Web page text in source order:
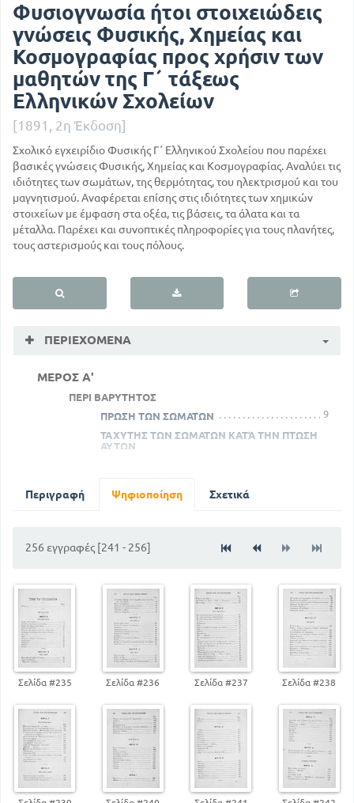
Φυσιογνωσία ήτοι στοιχειώδεις
γνώσεις Φυσικής, Χημείας και
Κοσμογραφίας προς χρήσιν των
μαθητών της Γ΄ τάξεως
Ελληνικών Σχολείων
[1891, 2η Έκδοση]
Σχολικό εγχειρίδιο Φυσικής Γ΄ Ελληνικού Σχολείου που παρέχει
βασικές γνώσεις Φυσικής, Χημείας και Κοσμογραφίας. Αναλύει τις
ιδιότητες των σωμάτων, της θερμότητας, του ηλεκτρισμού και του
μαγνητισμού. Αναφέρεται επίσης στις ιδιότητες των χημικών
στοιχείων με έμφαση στα οξέα, τις βάσεις, τα άλατα και τα
μέταλλα. Παρέχει και συνοπτικές πληροφορίες για τους πλανήτες,
τους αστερισμούς και τους πόλους.
ΠΕΡΙΕΧΌΜΕΝΑ
ΜΕΡΟΣ Α'
ΠΕΡΙ ΒΑΡΥΤΗΤΟΣ
ΠΡΩΣΗ ΤΩΝ ΣΩΜΑΤΩΝ
9
ΤΑΧΥΤΗΣ ΤΩΝ ΣΩΜΑΤΩΝ ΚΑΤΆ ΤΗΝ ΠΤΩΣΗ
ΑΥΤΩΝ
ΜΕΡΟΣ Β'
ΕΥΚΙΝΗΣΙΑ ΤΩΝ ΜΟΡΙΩΝ ΤΩΝ ΥΓΡΩΝ
ΜΕΡΟΣ Γ'
ΠΕΡΙ ΑΕΡΙΩΝ
ΤΑ ΑΕΡΙΑ ΕΧΟΥΝ ΤΙ ΒΑΡΟΣ
42
ΠΕΙΡΑΜΑ ΤΟΥ ΤΟΡΙΚΕΛΛΗ
ΑΝΤΛΙΕΣ
51
ΜΕΡΟΣ Δ'
ΠΕΡΙ ΗΧΟΥ
ΓΕΝΕΣΗ ΤΟΥ ΗΧΟΥ
55
ΤΑΧΥΤΗΤΑ ΤΟΥ ΗΧΟΥ
59
ΦΩΝΟΓΡΑΦΟΣ
61
Περιγραφή Ψηφιοποίηση Σχετικά
256 εγγραφές [241 - 256]
Σελίδα #235 Σελίδα #236 Σελίδα #237 Σελίδα #238